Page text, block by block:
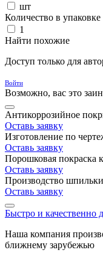
шт
Количество в упаковке
1
Найти похожие
Доступ только для
Войти
Возможно, вас это
Антикоррозийное
Оставь заявку
Изготовление по
Оставь заявку
Порошковая покраска
Оставь заявку
Производство
Оставь заявку
Быстро и качественно
Наша компания
ближнему зарубежью